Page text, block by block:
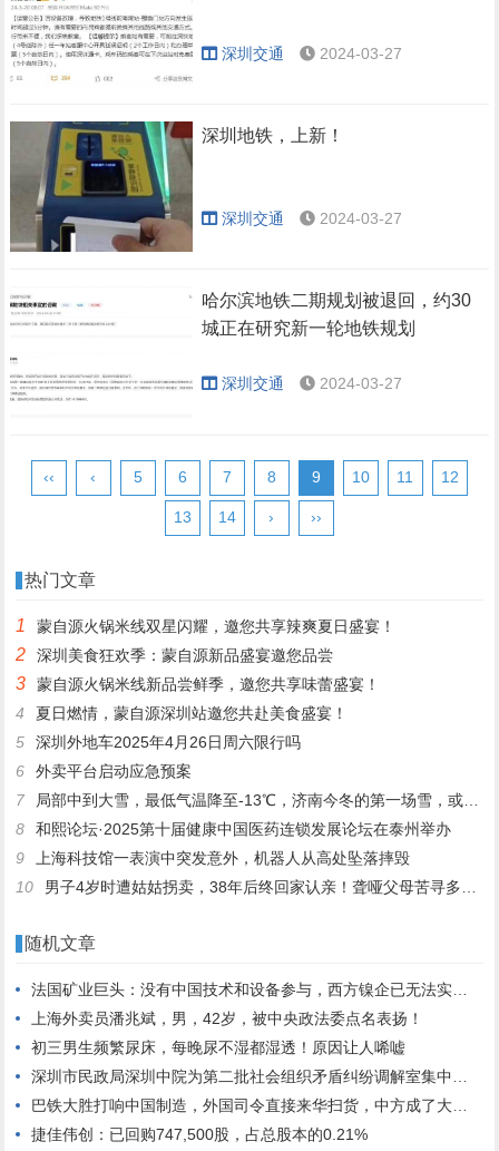
深圳交通 2024-03-27
深圳地铁，上新！
深圳交通 2024-03-27
哈尔滨地铁二期规划被退回，约30
城正在研究新一轮地铁规划
深圳交通 2024-03-27
‹‹ ‹ 5 6 7 8 9 10 11 12
13 14 › ››
热门文章
1 蒙自源火锅米线双星闪耀，邀您共享辣爽夏日盛宴！
2 深圳美食狂欢季：蒙自源新品盛宴邀您品尝
3
蒙自源火锅米线新品尝鲜季，邀您共享味蕾盛宴！
4
夏日燃情，蒙自源深圳站邀您共赴美食盛宴！
5
深圳外地车2025年4月26日周六限行吗
6
外卖平台启动应急预案
7
局部中到大雪，最低气温降至-13℃，济南今冬的第一场雪，或跟去年同一时间！
8
和熙论坛·2025第十届健康中国医药连锁发展论坛在泰州举办
9
上海科技馆一表演中突发意外，机器人从高处坠落摔毁
10
男子4岁时遭姑姑拐卖，38年后终回家认亲！聋哑父母苦寻多年，母亲已抱憾离世丨红星寻人
随机文章
法国矿业巨头：没有中国技术和设备参与，西方镍企已无法实现盈利
上海外卖员潘兆斌，男，42岁，被中央政法委点名表扬！
初三男生频繁尿床，每晚尿不湿都湿透！原因让人唏嘘
深圳市民政局深圳中院为第二批社会组织矛盾纠纷调解室集中授牌
巴铁大胜打响中国制造，外国司令直接来华扫货，中方成了大赢家？
捷佳伟创：已回购747,500股，占总股本的0.21%